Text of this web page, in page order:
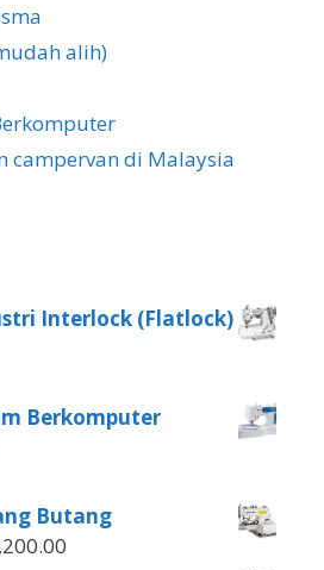
alih)
campervan di Malaysia
Interlock (Flatlock)
Berkomputer
Butang